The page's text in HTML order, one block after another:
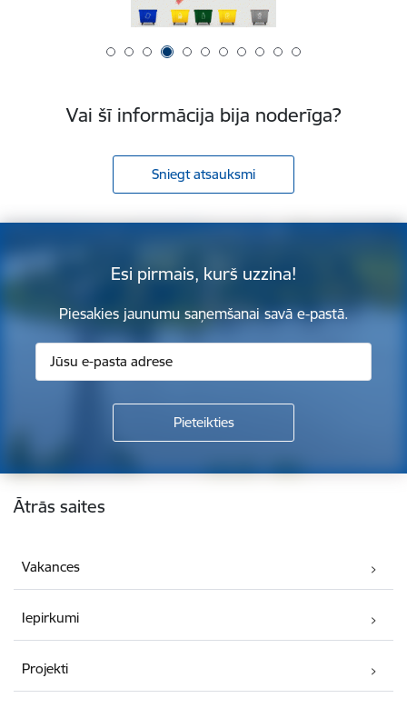
Vai šī informācija bija noderīga?
Sniegt atsauksmi
Esi pirmais, kurš uzzina!
Piesakies jaunumu saņemšanai savā e-pastā.
Kājene
Ātrās saites
Vakances
Iepirkumi
Projekti